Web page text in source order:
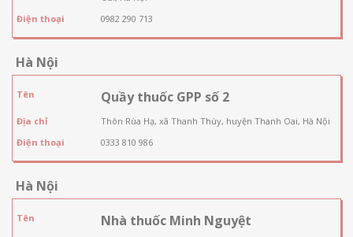
Điện thoại
0982 290 713
Hà Nội
Tên Quầy thuốc GPP số 2
Địa chỉ
Thôn Rùa Hạ, xã Thanh Thùy, huyện Thanh Oai, Hà Nội
Điện thoại
0333 810 986
Hà Nội
Tên Nhà thuốc Minh Nguyệt